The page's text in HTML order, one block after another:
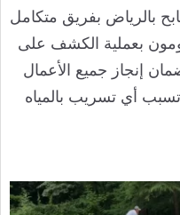
بالرياض بفريق متكامل
بعملية الكشف على
إنجاز جميع الأعمال
أي تسريب بالمياه